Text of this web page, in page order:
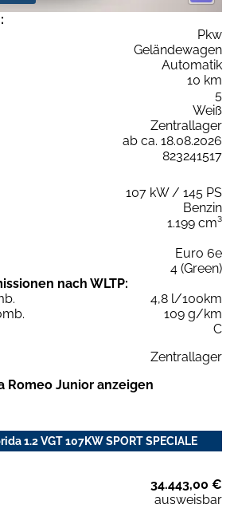
Pkw
Geländewagen
Automatik
10 km
5
Weiß
Zentrallager
ab ca. 18.08.2026
823241517
107 kW / 145 PS
Benzin
1.199 cm³
Euro 6e
4 (Green)
nach WLTP:
4,8 l/100km
109 g/km
C
Zentrallager
Romeo Junior anzeigen
1.2 VGT 107KW SPORT SPECIALE
34.443,00 €
ausweisbar